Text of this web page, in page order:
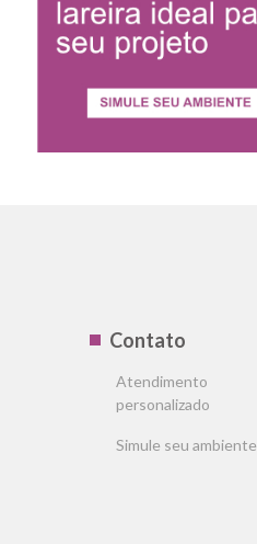
Contato
Atendimento
personalizado
Simule seu ambiente